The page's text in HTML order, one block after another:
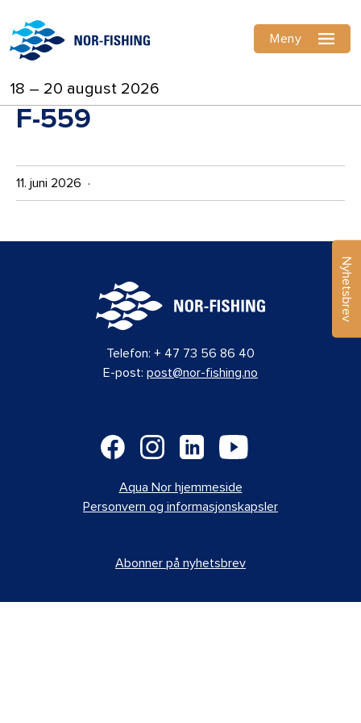
18 – 20 august 2026
Meny
F-559
11. juni 2026 ·
Nyhetsbrev
Telefon: + 47 73 56 86 40
E-post: post@nor-fishing.no
Aqua Nor hjemmeside
Personvern og informasjonskapsler
Abonner på nyhetsbrev